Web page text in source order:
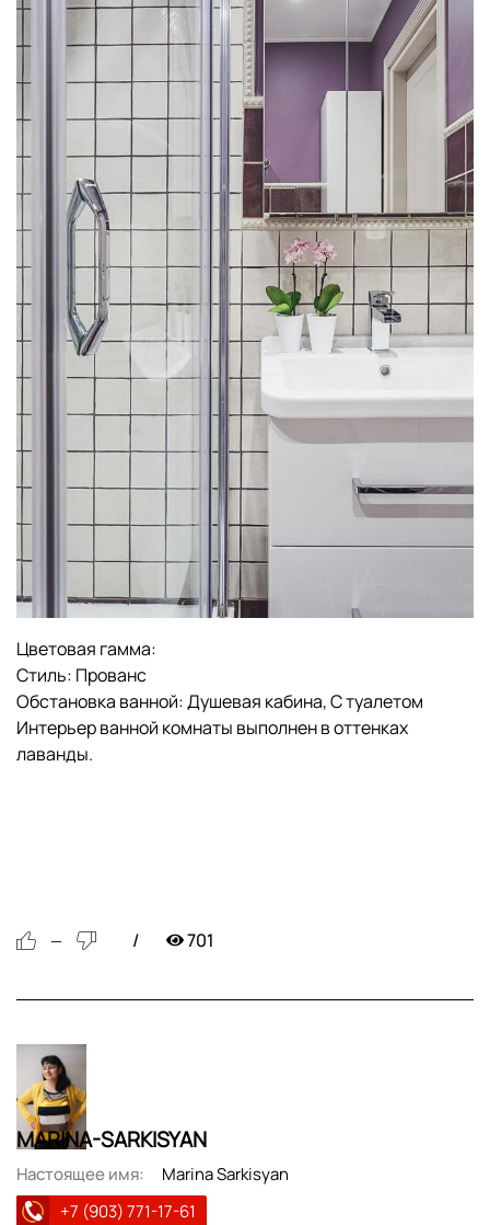
Цветовая гамма:
Стиль: Прованс
Обстановка ванной:Душевая кабина,С туалетом
Интерьер ванной комнаты выполнен в оттенках
лаванды.
— 701
MARINA-SARKISYAN
Настоящее имя:
Marina Sarkisyan
+7 (903) 771-17-61